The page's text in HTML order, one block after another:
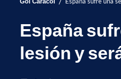
España
lesión y